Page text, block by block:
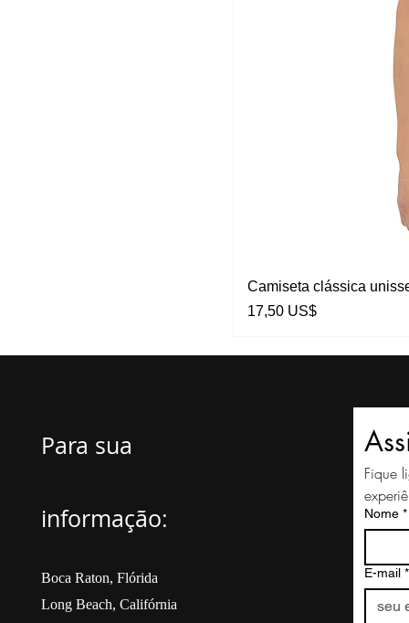
Camiseta clássica
Preço
17,50 US$
Para sua
informação:
Boca Raton, Flórida
Long Beach, Califórnia
Fique
Nome *
E-mail *